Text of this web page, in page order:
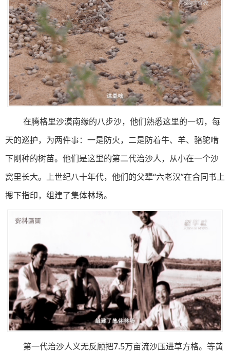
在腾格里沙漠南缘的八步沙，他们熟悉这里的一切，每
天的巡护，为两件事：一是防火，二是防着牛、羊、骆驼啃
下刚种的树苗。他们是这里的第二代治沙人，从小在一个沙
窝里长大。上世纪八十年代，他们的父辈“六老汉”在合同书上
摁下指印，组建了集体林场。
第一代治沙人义无反顾把7.5万亩流沙压进草方格。等黄